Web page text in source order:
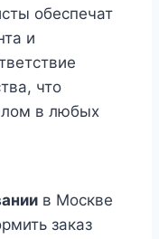
обеспечат
и
что
в любых
в Москве
заказ